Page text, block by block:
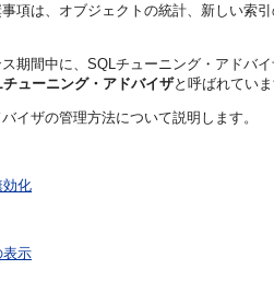
項は、オブジェクトの統計、新しい索
期間中に、SQLチューニング・アドバ
ューニング・アドバイザと呼ばれていま
イザの管理方法について説明します。
効化
表示